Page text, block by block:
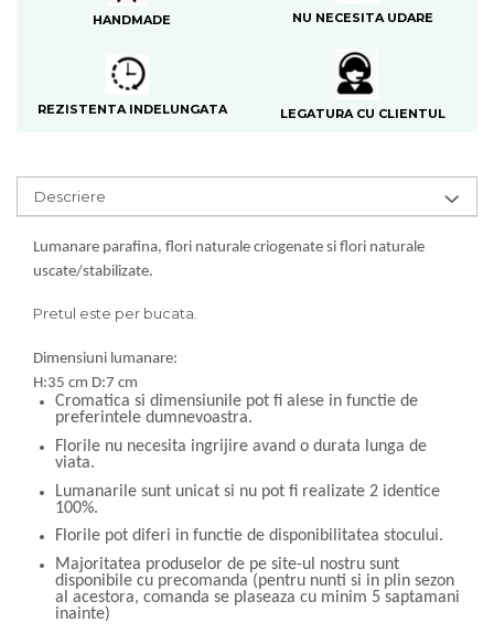
HANDMADE NU NECESITA UDARE
REZISTENTA INDELUNGATA LEGATURA CU CLIENTUL
Descriere
Lumanare parafina, flori naturale criogenate si flori naturale
uscate/stabilizate.
Pretul este per bucata.
Dimensiuni lumanare:
H:35 cm D:7 cm
Cromatica si dimensiunile pot fi alese in functie de
preferintele dumnevoastra.
Florile nu necesita ingrijire avand o durata lunga de
viata.
Lumanarile sunt unicat si nu pot fi realizate 2 identice
100%.
Florile pot diferi in functie de disponibilitatea stocului.
Majoritatea produselor de pe site-ul nostru sunt
disponibile cu precomanda (pentru nunti si in plin sezon
al acestora, comanda se plaseaza cu minim 5 saptamani
inainte)